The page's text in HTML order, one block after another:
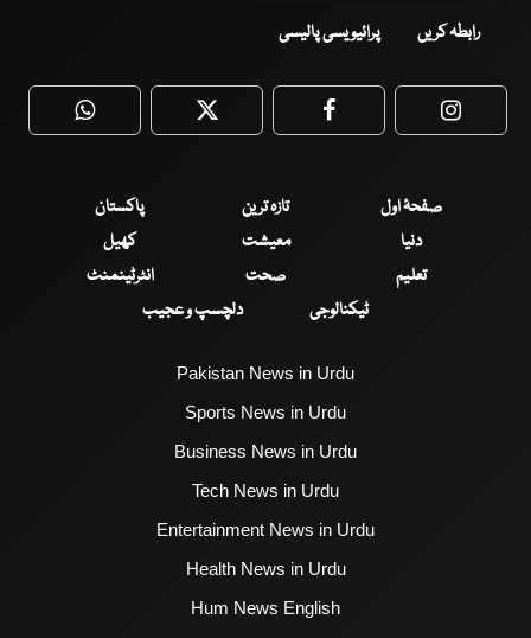
رابطہ کریں پرائیویسی پالیسی
WhatsApp Twitter Facebook
صفحۂ اول تازہ ترین
پاکستان
دنیا
معیشت
کھیل
تعلیم
صحت
انٹرٹینمنٹ
ٹیکنالوجی
دلچسپ و عجیب
Pakistan News in Urdu
Sports News in Urdu
Business News in Urdu
Tech News in Urdu
Entertainment News in Urdu
Health News in Urdu
Hum News English